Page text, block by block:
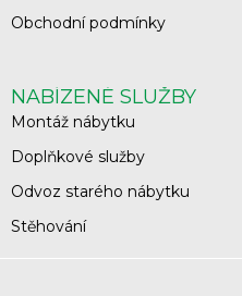
Obchodní podmínky
NABÍZENÉ SLUŽBY
Montáž nábytku
Doplňkové služby
Odvoz starého nábytku
Stěhování